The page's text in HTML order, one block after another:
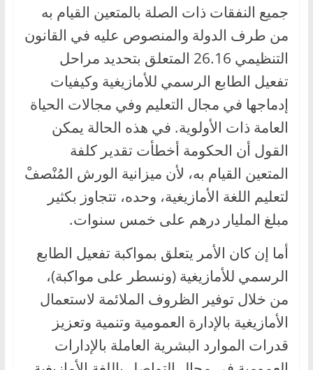
جميع النفقات ذات الصلة بالمتعين القيام به
من طرف الدولة والمنصوص عليه في القانون
التنظيمي 26.16 المتعلق بتحديد مراحل
تفعيل الطابع الرسمي للأمازيغية وكيفيات
إدماجها في مجال التعليم وفي مجالات الحياة
العامة ذات الأولوية. في هذه الحالة يمكن
القول أن الحكومة أخطأت تقدير كلفة
المتعين القيام به، لأن ميزانية الورش المُنْصفْ
لتعليم اللغة الأمازيغية، وحده، تتجاوز بكثير
مبلغ المليار درهم على خمس سنوات.
أما إن كان الأمر يتعلق بمواكبة تفعيل الطابع
الرسمي للأمازيغية (ونسطر على مواكبة)،
من خلال توفير الظروف الملائمة لاستعمال
الأمازيغية بالإدارة العمومية وتنمية وتعزيز
قدرات الموارد البشرية العاملة بالإدارات